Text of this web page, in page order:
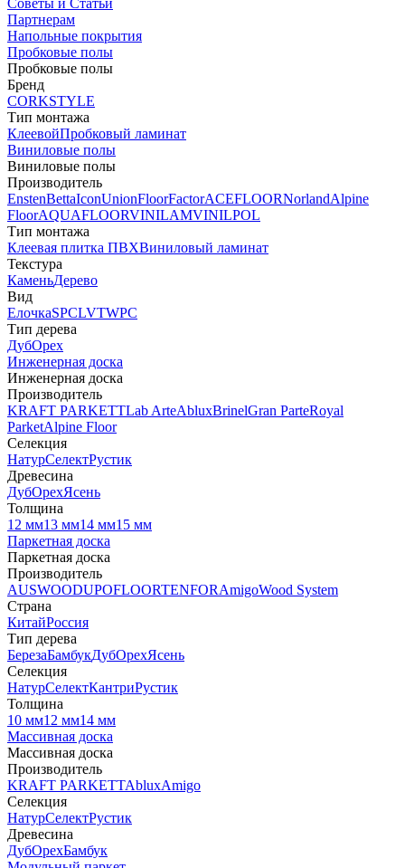
Советы и Статьи
Партнерам
Напольные покрытия
Пробковые полы
Пробковые полы
Бренд
CORKSTYLE
Тип монтажа
КлеевойПробковый ламинат
Виниловые полы
Виниловые полы
Производитель
EnstenBettaIconUnionFloorFactorACEFLOORNorlandAlpine
FloorAQUAFLOORVINILAMVINILPOL
Тип монтажа
Клеевая плитка ПВХВиниловый ламинат
Текстура
КаменьДерево
Вид
ЕлочкаSPCLVTWPC
Тип дерева
ДубОрех
Инженерная доска
Инженерная доска
Производитель
KRAFT PARKETTLab ArteAbluxBrinelGran ParteRoyal
ParketAlpine Floor
Селекция
НатурСелектРустик
Древесина
ДубОрехЯсень
Толщина
12 мм13 мм14 мм15 мм
Паркетная доска
Паркетная доска
Производитель
AUSWOODUPOFLOORTENFORAmigoWood System
Страна
КитайРоссия
Тип дерева
БерезаБамбукДубОрехЯсень
Селекция
НатурСелектКантриРустик
Толщина
10 мм12 мм14 мм
Массивная доска
Массивная доска
Производитель
KRAFT PARKETTAbluxAmigo
Селекция
НатурСелектРустик
Древесина
ДубОрехБамбук